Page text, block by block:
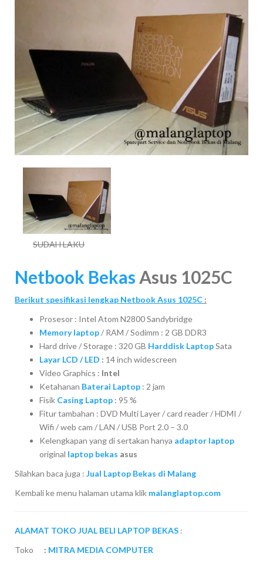
SUDAH LAKU
Netbook Bekas Asus 1025C
Berikut spesifikasi lengkap Netbook Asus 1025C :
Prosesor : Intel Atom N2800 Sandybridge
Memory laptop/ RAM / Sodimm : 2 GB DDR3
Hard drive / Storage : 320 GB Harddisk LaptopSata
Layar LCD / LED : 14 inch widescreen
Video Graphics : Intel
Ketahanan Baterai Laptop : 2 jam
Fisik Casing Laptop : 95 %
Fitur tambahan : DVD Multi Layer / card reader / HDMI /
Wifi / web cam / LAN / USB Port 2.0 – 3.0
Kelengkapan yang di sertakan hanya adaptor laptop
original laptop bekas asus
Silahkan baca juga : Jual Laptop Bekas di Malang
Kembali ke menu halaman utama klik malanglaptop.com
ALAMAT TOKO JUAL BELI LAPTOP BEKAS :
Toko : MITRA MEDIA COMPUTER